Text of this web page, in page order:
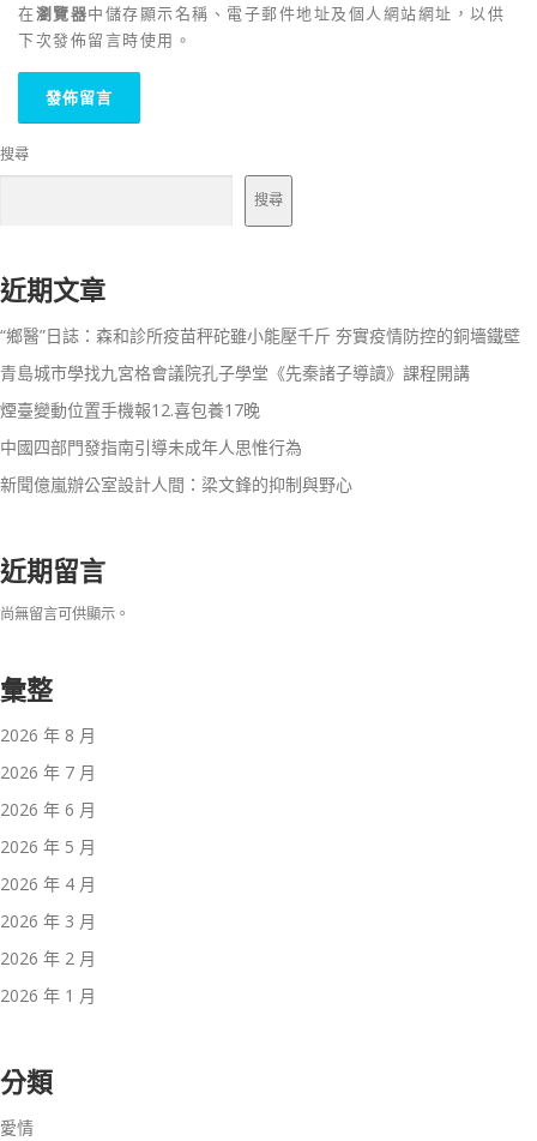
在瀏覽器中儲存顯示名稱、電子郵件地址及個人網站網址，以供
下次發佈留言時使用。
搜尋
搜尋
近期文章
“鄉醫”日誌：森和診所疫苗秤砣雖小能壓千斤 夯實疫情防控的銅墻鐵壁
青島城市學找九宮格會議院孔子學堂《先秦諸子導讀》課程開講
煙臺變動位置手機報12.喜包養17晚
中國四部門發指南引導未成年人思惟行為
新聞億嵐辦公室設計人間：梁文鋒的抑制與野心
近期留言
尚無留言可供顯示。
彙整
2026 年 8 月
2026 年 7 月
2026 年 6 月
2026 年 5 月
2026 年 4 月
2026 年 3 月
2026 年 2 月
2026 年 1 月
分類
愛情